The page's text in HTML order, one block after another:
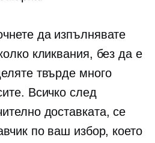
да изпълнявате
кликвания, без да е
твърде много
Всичко след
доставката, се
по ваш избор, което